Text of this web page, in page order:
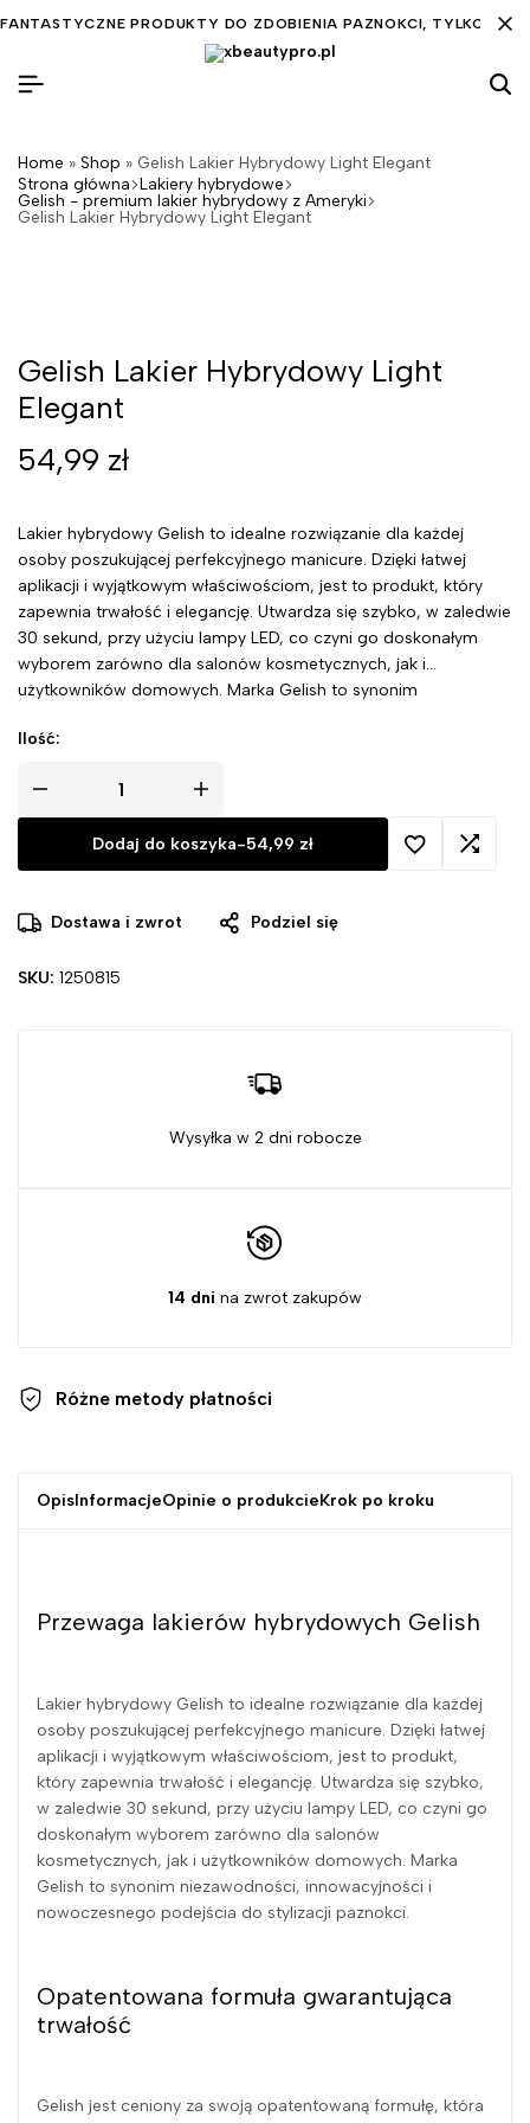
FANTASTYCZNE PRODUKTY DO ZDOBIENIA PAZNOKCI, TYLKO DLA
Home » Shop » Gelish Lakier Hybrydowy Light Elegant
Strona główna Lakiery hybrydowe
Gelish - premium lakier hybrydowy z Ameryki
Gelish Lakier Hybrydowy Light Elegant
Gelish Lakier Hybrydowy Light
Elegant
54,99 zł
Lakier hybrydowy Gelish to idealne rozwiązanie dla każdej
osoby poszukującej perfekcyjnego manicure. Dzięki łatwej
aplikacji i wyjątkowym właściwościom, jest to produkt, który
zapewnia trwałość i elegancję. Utwardza się szybko, w zaledwie
30 sekund, przy użyciu lampy LED, co czyni go doskonałym
wyborem zarówno dla salonów kosmetycznych, jak i
użytkowników domowych. Marka Gelish to synonim
stylizacji paznokci.
Ilość:
Dodaj do koszyka-54,99 zł
Dostawa i zwrot Podziel się
SKU: 1250815
Wysyłka w 2 dni robocze
14 dni na zwrot zakupów
Różne metody płatności
OpisInformacjeOpinie o produkcieKrok po kroku
Przewaga lakierów hybrydowych Gelish
Lakier hybrydowy Gelish to idealne rozwiązanie dla każdej
osoby poszukującej perfekcyjnego manicure. Dzięki łatwej
aplikacji i wyjątkowym właściwościom, jest to produkt,
który zapewnia trwałość i elegancję. Utwardza się szybko,
w zaledwie 30 sekund, przy użyciu lampy LED, co czyni go
doskonałym wyborem zarówno dla salonów
kosmetycznych, jak i użytkowników domowych. Marka
Gelish to synonim niezawodności, innowacyjności i
nowoczesnego podejścia do stylizacji paznokci.
Opatentowana formuła gwarantująca
trwałość
Gelish jest ceniony za swoją opatentowaną formułę, która